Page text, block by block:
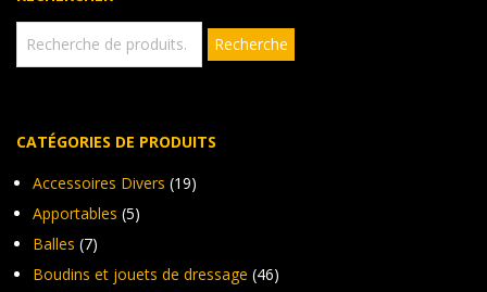
sur
la
pour :
Recherche
CATÉGORIES DE PRODUITS
Accessoires Divers (19)
Apportables (5)
Balles (7)
Boudins et jouets de dressage (46)